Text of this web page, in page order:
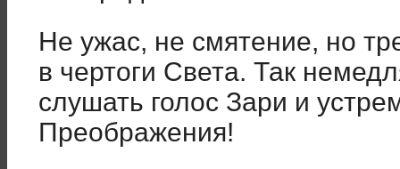
Не ужас, не смятение, но
в чертоги Света. Так
слушать голос Зари и
Преображения!